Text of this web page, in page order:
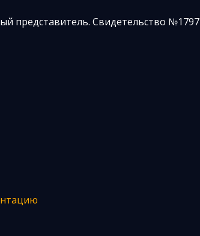
представитель. Свидетельство №1797